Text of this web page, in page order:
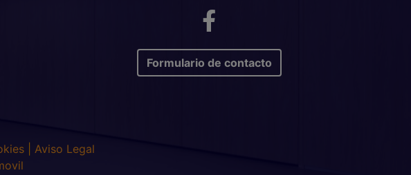
Formulario de contacto
Aviso Legal